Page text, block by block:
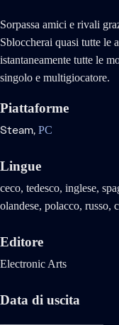
Sorpassa amici e rivali
Sbloccherai quasi tutte le
istantaneamente tutte le
singolo e multigiocatore.
Piattaforme
Steam, PC
Lingue
ceco, tedesco, inglese,
olandese, polacco, russo,
Editore
Electronic Arts
Data di uscita